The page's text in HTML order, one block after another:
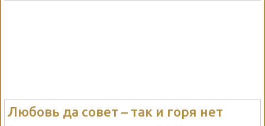
Любовь да совет – так и горя нет